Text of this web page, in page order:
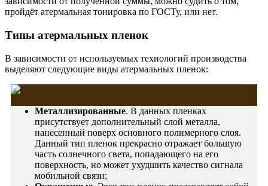
пройдёт атермальная тонировка по ГОСТу, или нет.
Типы атермальных пленок
В зависимости от используемых технологий производства
выделяют следующие виды атермальных пленок:
Металлизированные. В данных пленках
присутствует дополнительный слой металла,
нанесенный поверх основного полимерного слоя.
Данный тип пленок прекрасно отражает большую
часть солнечного света, попадающего на его
поверхность, но может ухудшить качество сигнала
мобильной связи;